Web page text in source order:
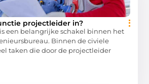
projectleider in?
een belangrijke schakel binnen het
Binnen de civiele
taken die door de projectleider